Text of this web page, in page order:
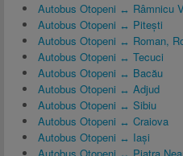
Autobus Otopeni ↔ Râmnicu
Autobus Otopeni ↔ Pitești
Autobus Otopeni ↔ Roman,
Autobus Otopeni ↔ Tecuci
Autobus Otopeni ↔ Bacău
Autobus Otopeni ↔ Adjud
Autobus Otopeni ↔ Sibiu
Autobus Otopeni ↔ Craiova
Autobus Otopeni ↔ Iași